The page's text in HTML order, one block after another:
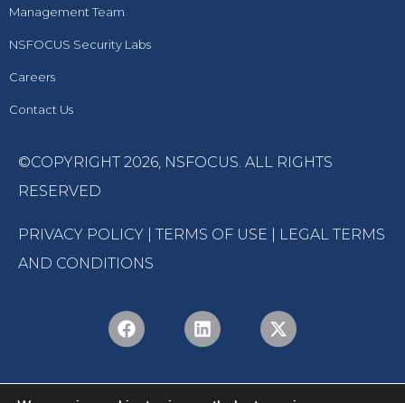
Management Team
NSFOCUS Security Labs
Careers
Contact Us
©COPYRIGHT 2026, NSFOCUS. ALL RIGHTS
RESERVED
PRIVACY POLICY TERMS OF USE
LEGAL TERMS
AND CONDITIONS